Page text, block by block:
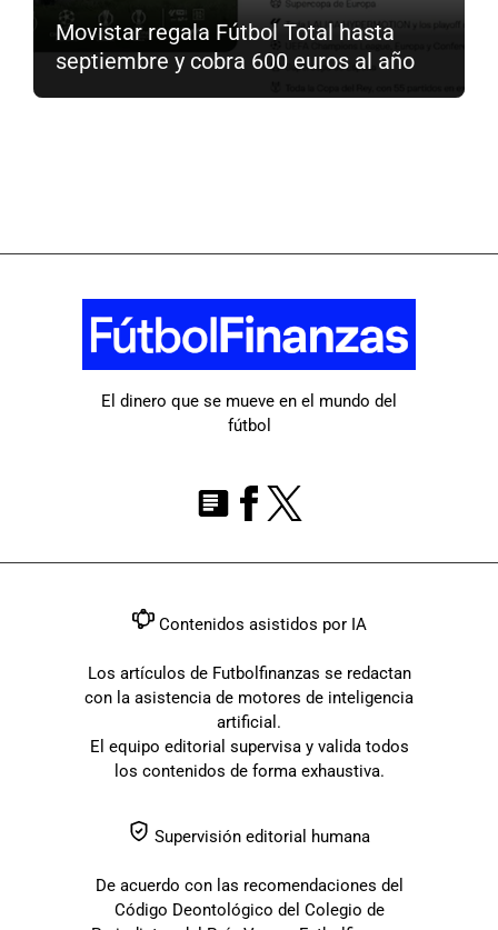
Movistar regala Fútbol Total hasta
septiembre y cobra 600 euros al año
El dinero que se mueve en el mundo del
fútbol
Contenidos asistidos por IA
Los artículos de Futbolfinanzas se redactan
con la asistencia de motores de inteligencia
artificial.
El equipo editorial supervisa y valida todos
los contenidos de forma exhaustiva.
Supervisión editorial humana
De acuerdo con las recomendaciones del
Código Deontológico del Colegio de